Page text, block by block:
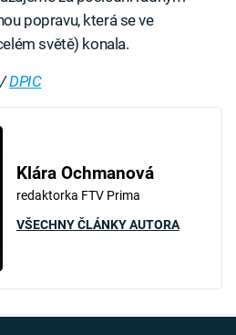
popravu, která se ve
světě) konala.
DPIC
Klára Ochmanová
redaktorka FTV Prima
VŠECHNY ČLÁNKY AUTORA